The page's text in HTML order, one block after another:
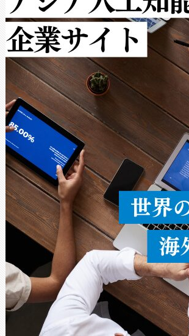
ルの変電所周囲を監
作業と点群処理を簡
Avia 2は、2種類の
× 80°のノーマルモ
ードを切り替えて使
ることなく、単一の
うにします。遠距離
密度なスキャ […]